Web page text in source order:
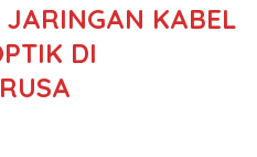
KABEL
DI